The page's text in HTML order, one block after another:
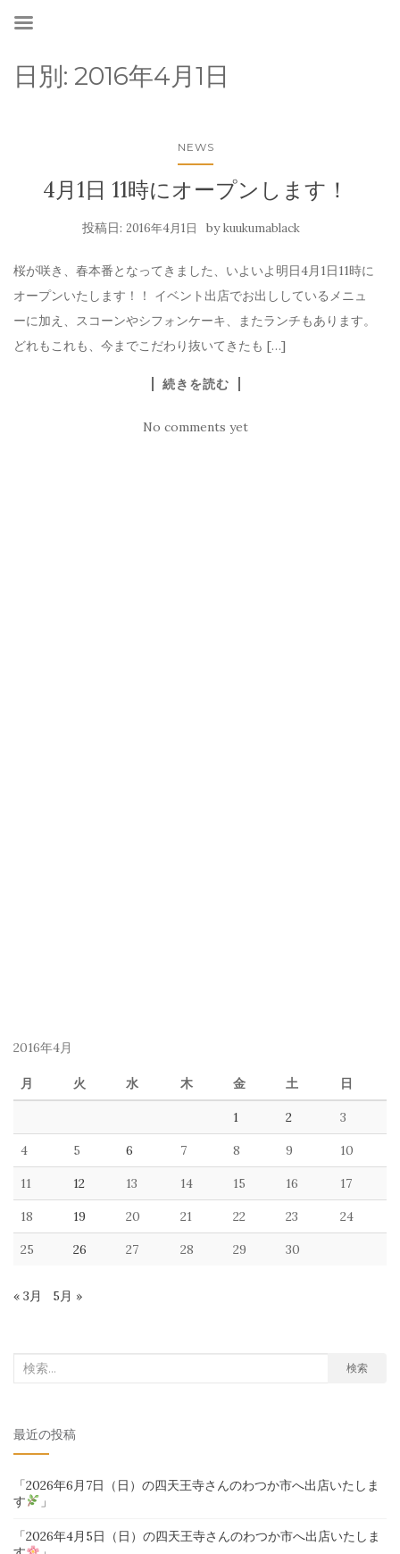
日別: 2016年4月1日
NEWS
4月1日 11時にオープンします！
投稿日: 2016年4月1日 bykuukumablack
桜が咲き、春本番となってきました、いよいよ明日4月1日11時に
オープンいたします！！ イベント出店でお出ししているメニュ
ーに加え、スコーンやシフォンケーキ、またランチもあります。
どれもこれも、今までこだわり抜いてきたも […]
続きを読む
No comments yet
2016年4月
月 火 水 木 金 土 日
1 2 3
4 5 6 7 8 9 10
11 12 13 14 15 16 17
18 19 20 21 22 23 24
25 26 27 28 29 30
« 3月 5月 »
検
象:
検索
最近の投稿
「2026年6月7日（日）の四天王寺さんのわつか市へ出店いたしま
す
」
「2026年4月5日（日）の四天王寺さんのわつか市へ出店いたしま